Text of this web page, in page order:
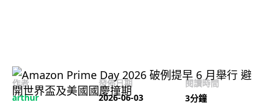
作者
arthur
發佈日期
2026-06-03
閱讀時間
3分鐘